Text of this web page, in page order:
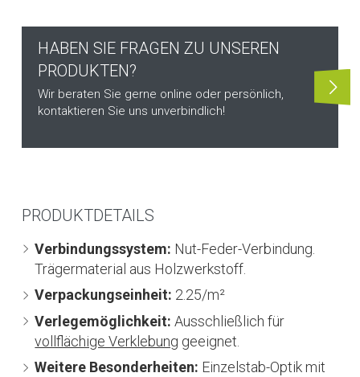
HABEN SIE FRAGEN ZU UNSEREN
PRODUKTEN?
Wir beraten Sie gerne online oder persönlich,
kontaktieren Sie uns unverbindlich!
PRODUKTDETAILS
Verbindungssystem: Nut-Feder-Verbindung.
Trägermaterial aus Holzwerkstoff.
Verpackungseinheit: 2.25/m²
Verlegemöglichkeit: Ausschließlich für
vollflächige Verklebung geeignet.
Weitere Besonderheiten: Einzelstab-Optik mit